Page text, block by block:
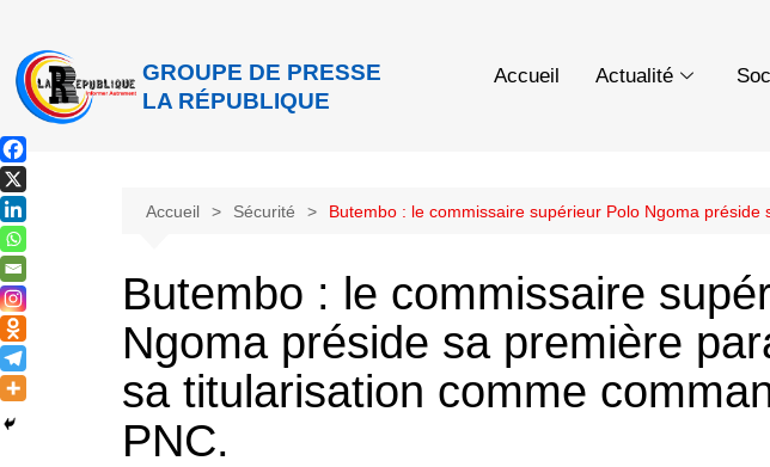
GROUPE DE PRESSE
LA RÉPUBLIQUE
Accueil Actualité
Accueil Sécurité Butembo : le commissaire supérieur Polo Ngoma
Butembo : le commissaire
Ngoma préside sa première
sa titularisation comme
PNC.